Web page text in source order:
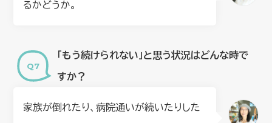
るかどうか。
「もう続けられない」と思う状況はどんな時で
すか？
家族が倒れたり、病院通いが続いたりした